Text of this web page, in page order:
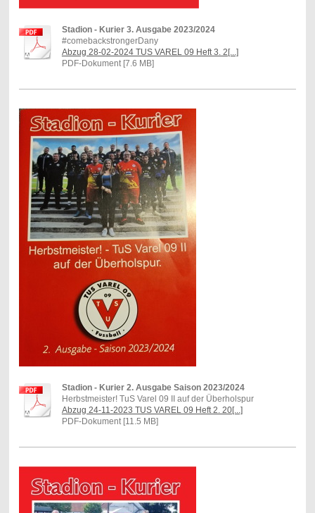
Stadion - Kurier 3. Ausgabe 2023/2024
#comebackstrongerDany
Abzug 28-02-2024 TUS VAREL 09 Heft 3. 2[...]
PDF-Dokument [7.6 MB]
Stadion - Kurier 2. Ausgabe Saison 2023/2024
Herbstmeister! TuS Varel 09 II auf der Überholspur
Abzug 24-11-2023 TUS VAREL 09 Heft 2. 20[...]
PDF-Dokument [11.5 MB]